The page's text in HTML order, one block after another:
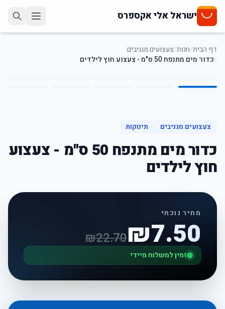
ישראל אלי אקספרס
דף הבית/חנות/צעצועים מגניבים
/כדור מים מתנפח 50 ס"מ - צעצוע חוץ לילדים 1
/
5
צעצועים מגניבים תינוקות
כדור מים מתנפח 50 ס"מ - צעצוע
חוץ לילדים
מחיר נוכחי
₪7.50
₪22.70
זמין למשלוח מיידי